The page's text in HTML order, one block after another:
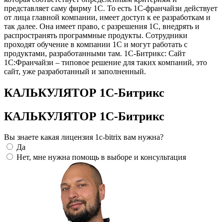
представляет саму фирму 1С. То есть 1С-франчайзи действует
от лица главной компании, имеет доступ к ее разработкам и
так далее. Она имеет право, с разрешения 1С, внедрять и
распространять программные продукты. Сотрудники
проходят обучение в компании 1С и могут работать с
продуктами, разработанными там. 1С-Битрикс: Сайт
1С:Франчайзи – типовое решение для таких компаний, это
сайт, уже разработанный и заполненный.
КАЛЬКУЛЯТОР 1С-Битрикс
КАЛЬКУЛЯТОР 1С-Битрикс
Вы знаете какая лицензия 1c-bitrix вам нужна?
Да
Нет, мне нужна помощь в выборе и консультация